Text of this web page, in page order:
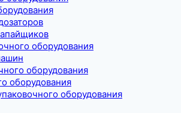
оборудования
оборудования
оборудования
оборудования